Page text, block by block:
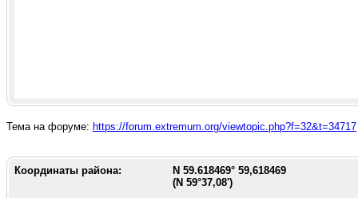
Тема на форуме: https://forum.extremum.org/viewtopic.php?f=32&t=34717
Координаты района: N 59.618469° 59,618469
(N 59°37,08')